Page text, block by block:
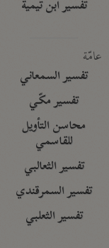
تفسير ابن تيمية
عامّة
تفسير السمعاني
تفسير مكّي
محاسن التأويل
للقاسمي
تفسير الثعالبي
تفسير السمرقندي
تفسير الثعلبي